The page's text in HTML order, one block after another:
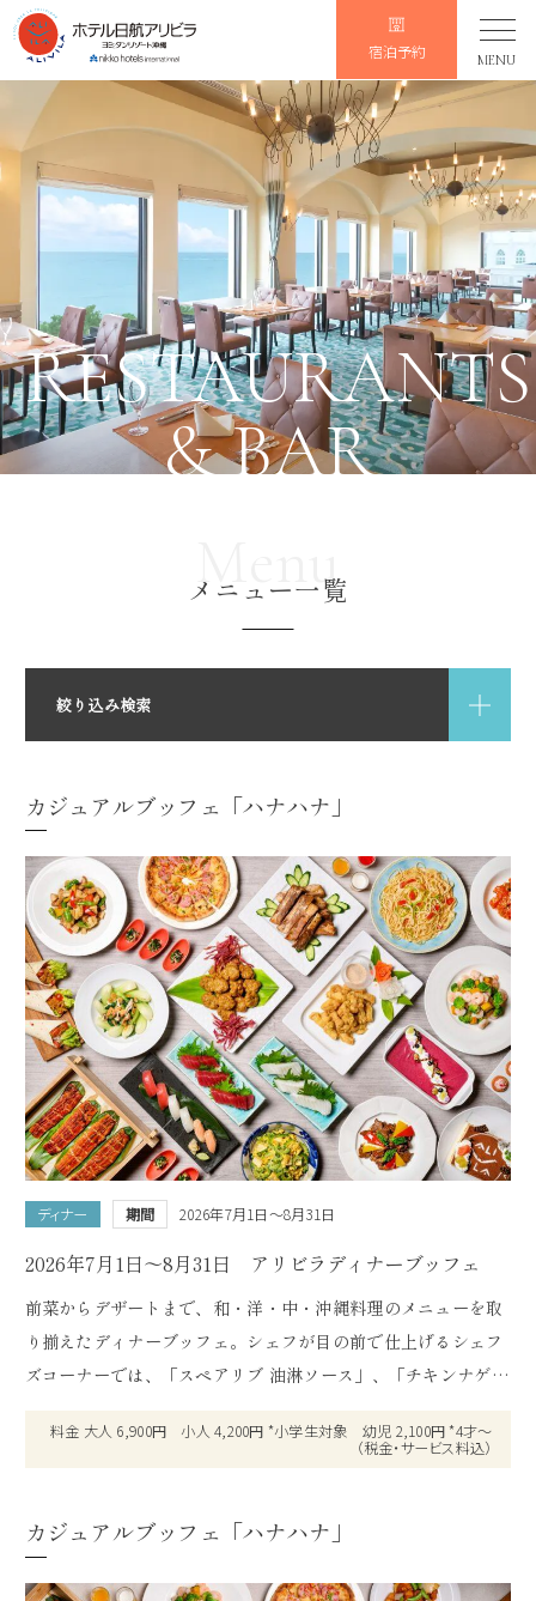
宿泊予約 MENU
RESTAURANTS
& BAR
Menu
メニュー一覧
絞り込み検索
TIME
バータイム
スナック
CATEGORIES
モンブラン
アリビラスイーツ
西洋料理
日本料理・琉球料理
中国料理 鉄板焼
ブッフェ
BBQ
バー・ラウンジ
ヒット数 ／ 2件
カジュアルブッフェ「ハナハナ」
ディナー 期間 2026年7月1日～8月31日
2026年7月1日～8月31日 アリビラディナーブッフェ
前菜からデザートまで、和・洋・中・沖縄料理のメニューを取
り揃えたディナーブッフェ。シェフが目の前で仕上げるシェフ
ズコーナーでは、「スペアリブ 油淋ソース」、「チキンナゲッ
意いたしました。ほかにも豚肉や野菜などお好みの具材を包ん
「ゴーヤーチャンプルー」など種類豊富なメニューをお届けし
料金 大人 6,900円 小人 4,200円 *小学生対象 幼児 2,100円 *4才～
（税金・サービス料込）
カジュアルブッフェ「ハナハナ」